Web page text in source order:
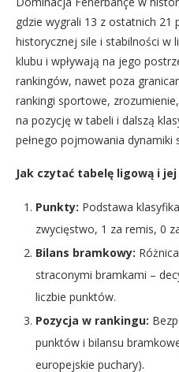
gdzie wygrali 13 z ostatnich 21
historycznej sile i stabilności w
klubu i wpływają na jego
rankingów, nawet poza
rankingi sportowe,
na pozycję w tabeli i dalszą
pełnego pojmowania dynamiki
Jak czytać tabelę ligową i
Punkty: Podstawa
zwycięstwo, 1 za remis, 0
Bilans bramkowy:
straconymi bramkami –
liczbie punktów.
Pozycja w rankingu:
punktów i bilansu
europejskie puchary).